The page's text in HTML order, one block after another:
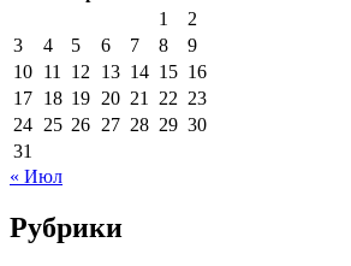
1
2
3
4 5 6 7 8
9
10 11 12 13 14 15 16
17 18 19 20 21 22 23
24 25 26 27 28 29 30
31
« Июл
Рубрики